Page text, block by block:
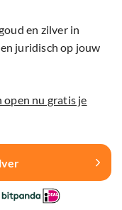
en zilver in
juridisch op jouw
open nu gratis je